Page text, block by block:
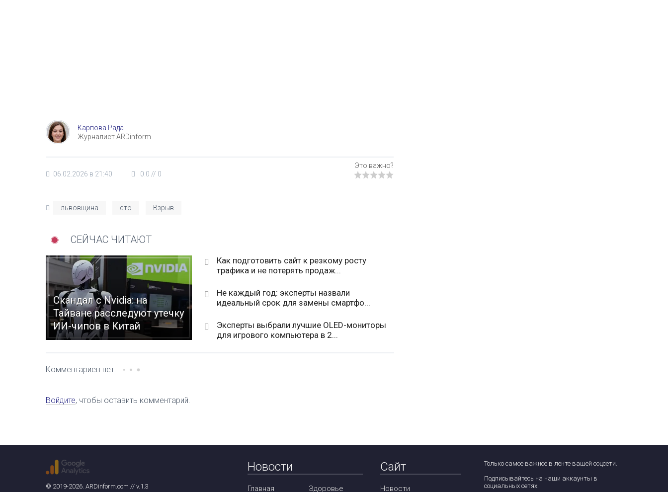
Карпова Рада
Журналист ARDinform
06.02.2026 в 21:40 0.0 // 0
львовщина сто Взрыв
СЕЙЧАС ЧИТАЮТ
Скандал с Nvidia: на
Тайване расследуют утечку
ИИ-чипов в Китай
Как подготовить сайт к резкому росту
трафика и не потерять продаж...
Не каждый год: эксперты назвали
идеальный срок для замены смартфо...
Эксперты выбрали лучшие OLED-мониторы
для игрового компьютера в 2...
Комментариев нет.
Войдите, чтобы оставить комментарий.
© 2019-2026. ARDinform.com // v.1.3
Новости
Главная Здоровье
Сайт
Новости
Только самое важное в ленте вашей соцсети.
Подписывайтесь на наши аккаунты в
социальных сетях.